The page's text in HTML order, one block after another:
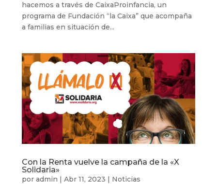
hacemos a través de CaixaProinfancia, un
programa de Fundación “la Caixa” que acompaña
a familias en situación de...
Con la Renta vuelve la campaña de la «X
Solidaria»
por admin | Abr 11, 2023 | Noticias